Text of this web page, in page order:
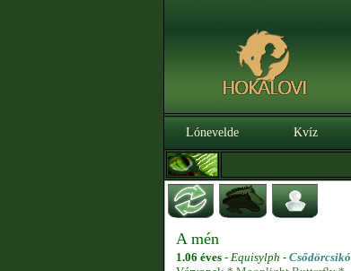
Lónevelde Kvíz
A mén
1.06 éves - Equisylph - Csődörcsikó